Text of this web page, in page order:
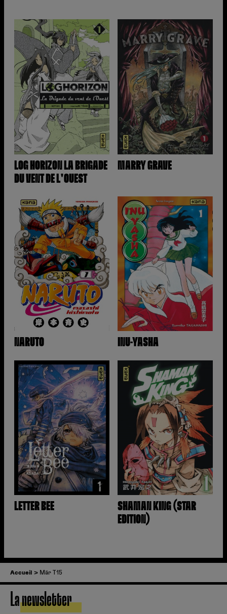
LOG HORIZON LA BRIGADE
DU VENT DE L'OUEST
MARRY GRAVE
NARUTO INU-YASHA
LETTER BEE
SHAMAN KING (STAR
EDITION)
Accueil Mär T15
La newsletter